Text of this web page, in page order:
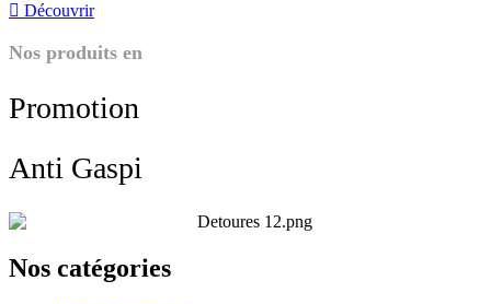
Découvrir
Nos produits en
Promotion
Anti Gaspi
Nos catégories